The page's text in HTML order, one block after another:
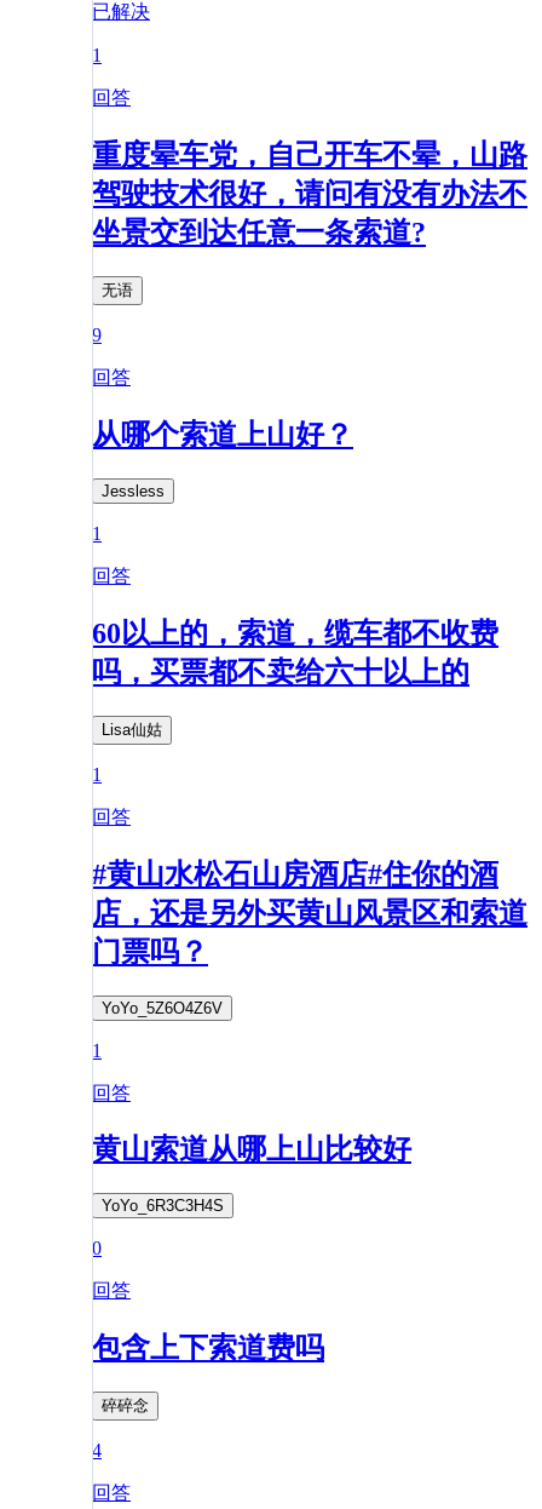
已解决
1
回答
重度晕车党，自己开车不晕，山路
驾驶技术很好，请问有没有办法不
坐景交到达任意一条索道?
无语
9
回答
从哪个索道上山好？
Jessless
1
回答
60以上的，索道，缆车都不收费
吗，买票都不卖给六十以上的
Lisa仙姑
1
回答
#黄山水松石山房酒店#住你的酒
店，还是另外买黄山风景区和索道
门票吗？
YoYo_5Z6O4Z6V
1
回答
黄山索道从哪上山比较好
YoYo_6R3C3H4S
0
回答
包含上下索道费吗
碎碎念
4
回答